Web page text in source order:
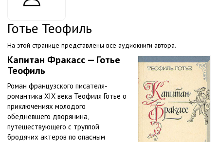
Готье Теофиль
На этой странице представлены все аудиокниги автора.
Капитан Фракасс — Готье
Теофиль
Роман французского писателя-
романтика XIX века Теофиля Готье о
приключениях молодого
обедневшего дворянина,
путешествующего с труппой
бродячих актеров по опасным